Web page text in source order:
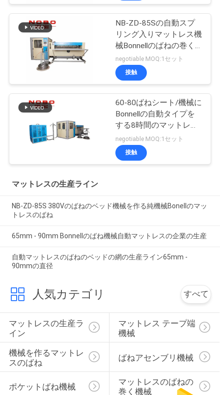
NB-ZD-85Sの自動スプ
リング入りマットレス機
械Bonnellのばねの巻く
機械
negotiable MOQ:1セット
接触
60-80ばねシート/機械に
Bonnellの自動タイプを
する8時間のマットレス
の
negotiable MOQ:1セット
接触
マットレスの生産ライン
NB-ZD-85S 380Vのばねのベッド機械を作る純機械Bonellのマッ
トレスのばね
65mm - 90mm Bonnellのばね機械自動マットレスの企業の生産
自動マットレスのばねのベッドの網の生産ライン65mm -
90mmの直径
人気カテゴリ すべて
マットレスの生産ラ
イン
マットレス テープ端
機械
機械を作るマットレ
スのばね
ばねアセンブリ機械
ポケットばね機械
マットレスのばねの
巻く機械